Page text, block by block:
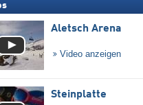
Aletsch Arena
Video anzeigen
Steinplatte